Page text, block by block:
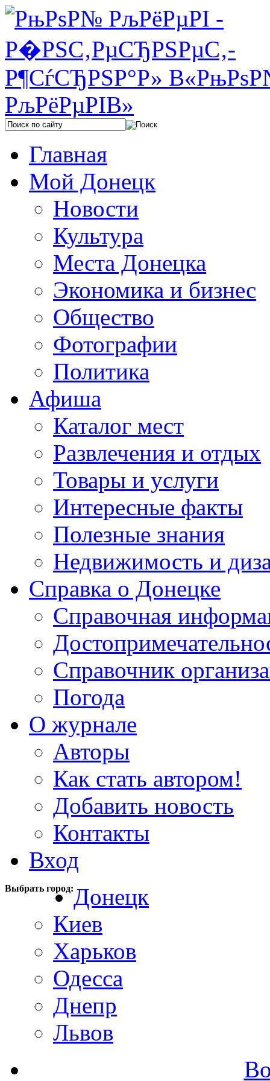
Главная
Мой Донецк
Новости
Культура
Места Донецка
Экономика и бизнес
Общество
Фотографии
Политика
Афиша
Каталог мест
Развлечения и отдых
Товары и услуги
Интересные факты
Полезные знания
Недвижимость и
Справка о Донецке
Справочная
Справочник
Погода
О журнале
Авторы
Как стать автором!
Добавить новость
Контакты
Вход
Выбрать город:Донецк
Киев
Харьков
Одесса
Днепр
Львов